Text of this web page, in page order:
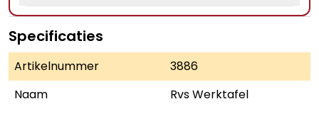
Specificaties
Artikelnummer
3886
Naam
Rvs Werktafel